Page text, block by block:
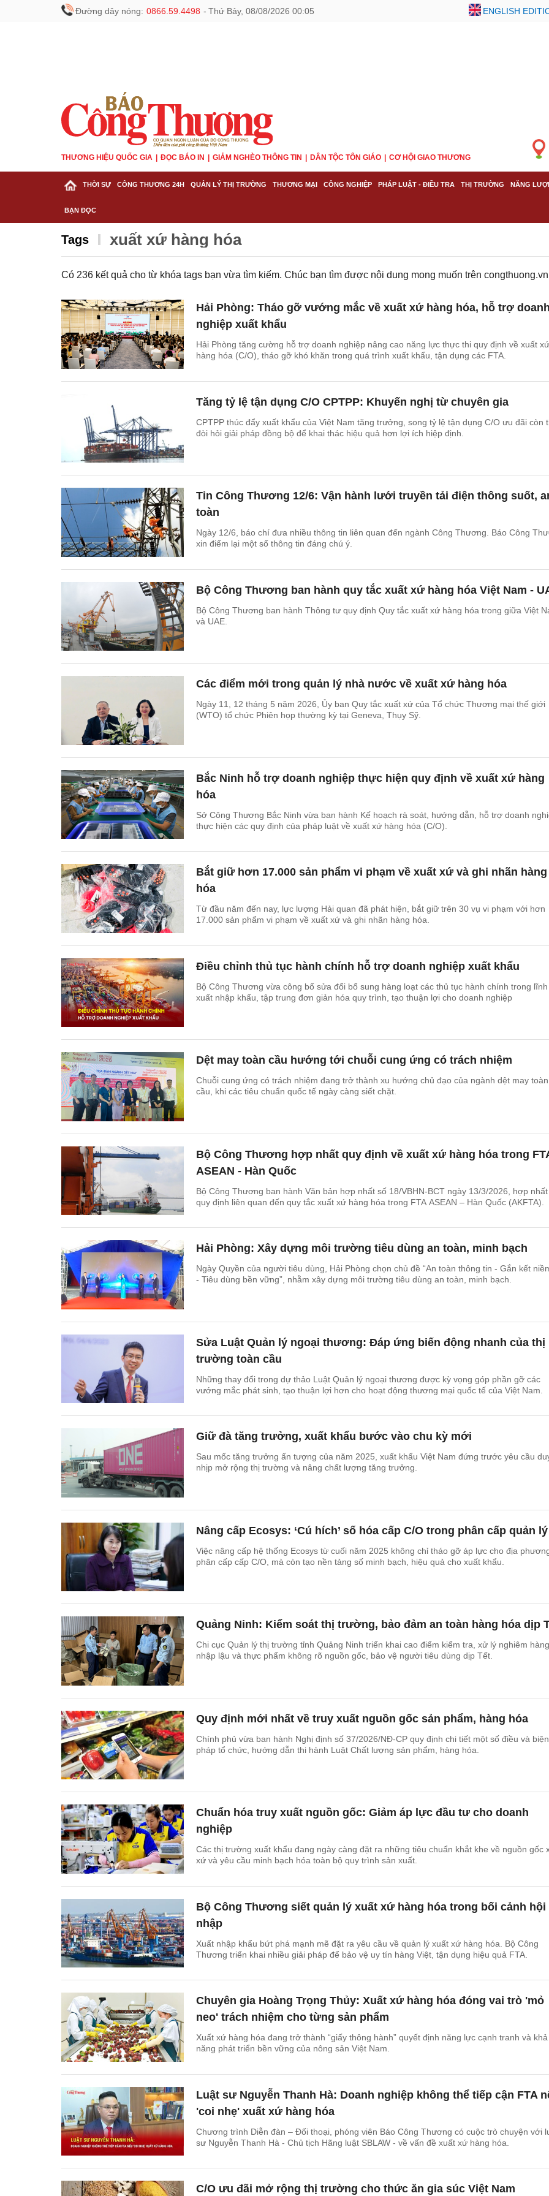
Đường dây nóng: 0866.59.4498 - Thứ Bảy, 08/08/2026 00:05 ENGLISH
THƯƠNG HIỆU QUỐC GIA ĐỌC BÁO IN GIẢM NGHÈO THÔNG TIN DÂN TỘC TÔN GIÁO CƠ HỘI GIAO THƯƠNG
THỜI SỰ CÔNG THƯƠNG 24H QUẢN LÝ THỊ TRƯỜNG THƯƠNG MẠI CÔNG NGHIỆP PHÁP LUẬT - ĐIỀU TRA THỊ TRƯỜNG NĂNG
BẠN ĐỌC
Tags xuất xứ hàng hóa
Có 236 kết quả cho từ khóa tags bạn vừa tìm kiếm. Chúc bạn tìm được nội dung mong muốn trên congthuong.vn
Hải Phòng: Tháo gỡ vướng mắc về xuất xứ hàng hóa, hỗ trợ
nghiệp xuất khẩu
Hải Phòng tăng cường hỗ trợ doanh nghiệp nâng cao năng lực thực thi quy định về xuất xứ
hàng hóa (C/O), tháo gỡ khó khăn trong quá trình xuất khẩu, tận dụng các FTA.
Tăng tỷ lệ tận dụng C/O CPTPP: Khuyến nghị từ chuyên gia
CPTPP thúc đẩy xuất khẩu của Việt Nam tăng trưởng, song tỷ lệ tận dụng C/O ưu đãi còn
đòi hỏi giải pháp đồng bộ để khai thác hiệu quả hơn lợi ích hiệp định.
Tin Công Thương 12/6: Vận hành lưới truyền tải điện thông suốt,
toàn
Ngày 12/6, báo chí đưa nhiều thông tin liên quan đến ngành Công Thương. Báo Công
xin điểm lại một số thông tin đáng chú ý.
Bộ Công Thương ban hành quy tắc xuất xứ hàng hóa Việt Nam -
Bộ Công Thương ban hành Thông tư quy định Quy tắc xuất xứ hàng hóa trong giữa Việt Nam
và UAE.
Các điểm mới trong quản lý nhà nước về xuất xứ hàng hóa
Ngày 11, 12 tháng 5 năm 2026, Ủy ban Quy tắc xuất xứ của Tổ chức Thương mại thế giới
(WTO) tổ chức Phiên họp thường kỳ tại Geneva, Thụy Sỹ.
Bắc Ninh hỗ trợ doanh nghiệp thực hiện quy định về xuất xứ hàng
hóa
Sở Công Thương Bắc Ninh vừa ban hành Kế hoạch rà soát, hướng dẫn, hỗ trợ doanh
thực hiện các quy định của pháp luật về xuất xứ hàng hóa (C/O).
Bắt giữ hơn 17.000 sản phẩm vi phạm về xuất xứ và ghi nhãn hàng
hóa
Từ đầu năm đến nay, lực lượng Hải quan đã phát hiện, bắt giữ trên 30 vụ vi phạm với hơn
17.000 sản phẩm vi phạm về xuất xứ và ghi nhãn hàng hóa.
Điều chỉnh thủ tục hành chính hỗ trợ doanh nghiệp xuất khẩu
Bộ Công Thương vừa công bố sửa đổi bổ sung hàng loạt các thủ tục hành chính trong
xuất nhập khẩu, tập trung đơn giản hóa quy trình, tạo thuận lợi cho doanh nghiệp
Dệt may toàn cầu hướng tới chuỗi cung ứng có trách nhiệm
Chuỗi cung ứng có trách nhiệm đang trở thành xu hướng chủ đạo của ngành dệt may toàn
cầu, khi các tiêu chuẩn quốc tế ngày càng siết chặt.
Bộ Công Thương hợp nhất quy định về xuất xứ hàng hóa trong
ASEAN - Hàn Quốc
Bộ Công Thương ban hành Văn bản hợp nhất số 18/VBHN-BCT ngày 13/3/2026, hợp
quy định liên quan đến quy tắc xuất xứ hàng hóa trong FTA ASEAN – Hàn Quốc (AKFTA).
Hải Phòng: Xây dựng môi trường tiêu dùng an toàn, minh bạch
Ngày Quyền của người tiêu dùng, Hải Phòng chọn chủ đề “An toàn thông tin - Gắn kết
- Tiêu dùng bền vững”, nhằm xây dựng môi trường tiêu dùng an toàn, minh bạch.
Sửa Luật Quản lý ngoại thương: Đáp ứng biến động nhanh của thị
trường toàn cầu
Những thay đổi trong dự thảo Luật Quản lý ngoại thương được kỳ vọng góp phần gỡ các
vướng mắc phát sinh, tạo thuận lợi hơn cho hoạt động thương mại quốc tế của Việt Nam.
Giữ đà tăng trưởng, xuất khẩu bước vào chu kỳ mới
Sau mốc tăng trưởng ấn tượng của năm 2025, xuất khẩu Việt Nam đứng trước yêu cầu
nhịp mở rộng thị trường và nâng chất lượng tăng trưởng.
Nâng cấp Ecosys: ‘Cú hích’ số hóa cấp C/O trong phân cấp quản lý
Việc nâng cấp hệ thống Ecosys từ cuối năm 2025 không chỉ tháo gỡ áp lực cho địa
phân cấp cấp C/O, mà còn tạo nền tảng số minh bạch, hiệu quả cho xuất khẩu.
Quảng Ninh: Kiểm soát thị trường, bảo đảm an toàn hàng hóa dịp
Chi cục Quản lý thị trường tỉnh Quảng Ninh triển khai cao điểm kiểm tra, xử lý nghiêm
nhập lậu và thực phẩm không rõ nguồn gốc, bảo vệ người tiêu dùng dịp Tết.
Quy định mới nhất về truy xuất nguồn gốc sản phẩm, hàng hóa
Chính phủ vừa ban hành Nghị định số 37/2026/NĐ-CP quy định chi tiết một số điều và biện
pháp tổ chức, hướng dẫn thi hành Luật Chất lượng sản phẩm, hàng hóa.
Chuẩn hóa truy xuất nguồn gốc: Giảm áp lực đầu tư cho doanh
nghiệp
Các thị trường xuất khẩu đang ngày càng đặt ra những tiêu chuẩn khắt khe về nguồn gốc
xứ và yêu cầu minh bạch hóa toàn bộ quy trình sản xuất.
Bộ Công Thương siết quản lý xuất xứ hàng hóa trong bối cảnh hội
nhập
Xuất nhập khẩu bứt phá mạnh mẽ đặt ra yêu cầu về quản lý xuất xứ hàng hóa. Bộ Công
Thương triển khai nhiều giải pháp để bảo vệ uy tín hàng Việt, tận dụng hiệu quả FTA.
Chuyên gia Hoàng Trọng Thủy: Xuất xứ hàng hóa đóng vai trò 'mỏ
neo' trách nhiệm cho từng sản phẩm
Xuất xứ hàng hóa đang trở thành “giấy thông hành” quyết định năng lực cạnh tranh và khả
năng phát triển bền vững của nông sản Việt Nam.
Luật sư Nguyễn Thanh Hà: Doanh nghiệp không thể tiếp cận FTA
'coi nhẹ' xuất xứ hàng hóa
Chương trình Diễn đàn – Đối thoại, phóng viên Báo Công Thương có cuộc trò chuyện với
sư Nguyễn Thanh Hà - Chủ tịch Hãng luật SBLAW - về vấn đề xuất xứ hàng hóa.
C/O ưu đãi mở rộng thị trường cho thức ăn gia súc Việt Nam